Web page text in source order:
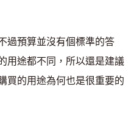
過預算並沒有個標準的答
用途都不同，所以還是建議
買的用途為何也是很重要的